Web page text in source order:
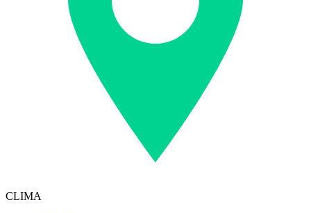
CLIMA